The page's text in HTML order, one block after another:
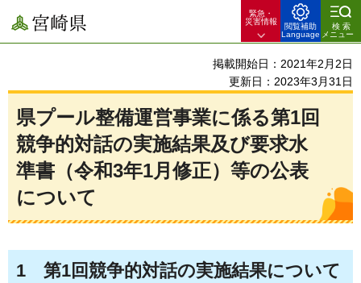
宮崎県
緊急・
災害情報
閲覧補助
Language
検索
メニュー
掲載開始日：2021年2月2日
更新日：2023年3月31日
県プール整備運営事業に係る第1回
競争的対話の実施結果及び要求水
準書（令和3年1月修正）等の公表
について
1 第1回競争的対話の実施結果について